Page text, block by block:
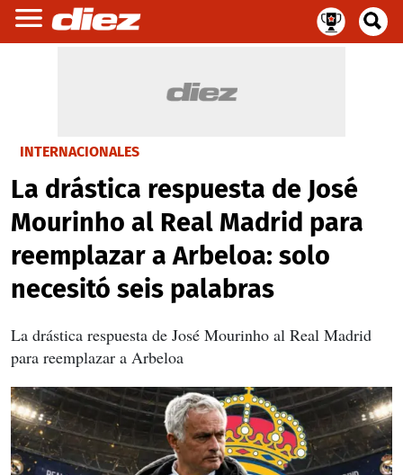
INTERNACIONALES
La drástica respuesta de José
Mourinho al Real Madrid para
reemplazar a Arbeloa: solo
necesitó seis palabras
La drástica respuesta de José Mourinho al Real Madrid
para reemplazar a Arbeloa